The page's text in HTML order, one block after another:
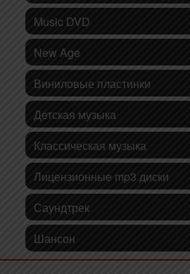
Music DVD
New Age
Виниловые пластинки
Детская музыка
Классическая музыка
Лицензионные mp3 диски
Саундтрек
Шансон